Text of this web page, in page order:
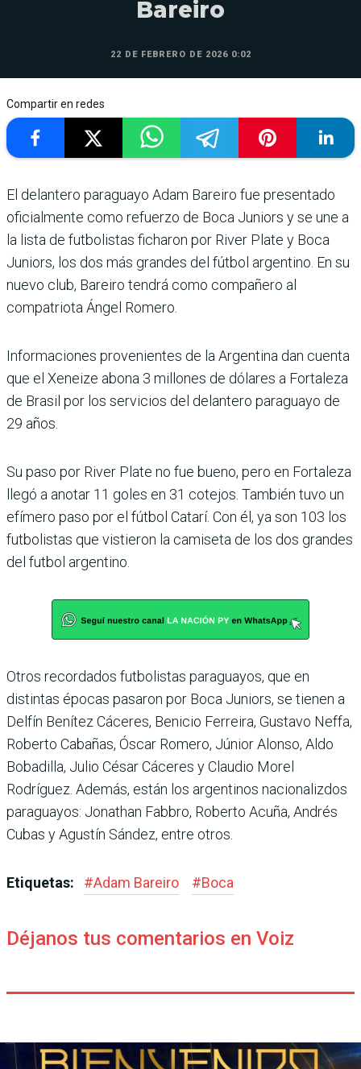
Bareiro
22 DE FEBRERO DE 2026 0:02
Compartir en redes
El delantero paraguayo Adam Bareiro fue presentado
oficialmente como refuerzo de Boca Juniors y se une a
la lista de futbolistas ficharon por River Plate y Boca
Juniors, los dos más grandes del fútbol argentino. En su
nuevo club, Bareiro tendrá como compañero al
compatriota Ángel Romero.
Informaciones provenientes de la Argentina dan cuenta
que el Xeneize abona 3 millones de dólares a Fortaleza
de Brasil por los servicios del delantero paraguayo de
29 años.
Su paso por River Plate no fue bueno, pero en Fortaleza
llegó a anotar 11 goles en 31 cotejos. También tuvo un
efímero paso por el fútbol Catarí. Con él, ya son 103 los
futbolistas que vistieron la camiseta de los dos grandes
del futbol argentino.
Otros recordados futbolistas paraguayos, que en
distintas épocas pasaron por Boca Juniors, se tienen a
Delfín Benítez Cáceres, Benicio Ferreira, Gustavo Neffa,
Roberto Cabañas, Óscar Romero, Júnior Alonso, Aldo
Bobadilla, Julio César Cáceres y Claudio Morel
Rodríguez. Además, están los argentinos nacionalizdos
paraguayos: Jonathan Fabbro, Roberto Acuña, Andrés
Cubas y Agustín Sández, entre otros.
Etiquetas: #Adam Bareiro #Boca
Déjanos tus comentarios en Voiz